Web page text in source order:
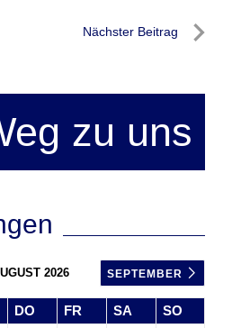
Nächster Beitrag
zu uns
2026 SEPTEMBER
DO FR SA SO